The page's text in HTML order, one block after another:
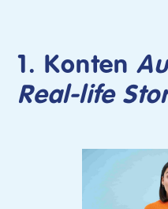
1. Konten
Real-life